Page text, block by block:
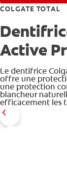
COLGATE TOTAL
Active
Le dentifrice
offre une
une protection
blancheur
efficacement les